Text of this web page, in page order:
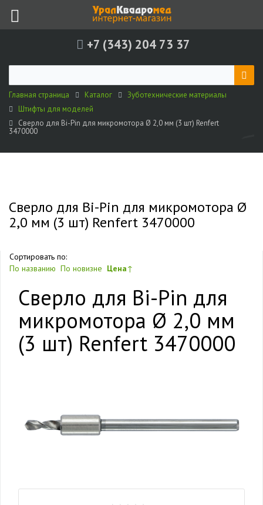
+7 (343) 204 73 37
Главная страница Каталог
Зуботехнические материалы
Штифты для моделей
Сверло для Bi-Pin для микромотора Ø 2,0 мм (3 шт) Renfert
3470000
Сверло для Bi-Pin для микромотора Ø
2,0 мм (3 шт) Renfert 3470000
Сортировать по:
По названию По новизне Цена↑
Сверло для Bi-Pin для
микромотора Ø 2,0 мм
(3 шт) Renfert 3470000